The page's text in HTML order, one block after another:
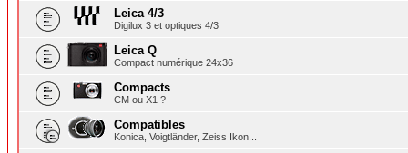
Leica 4/3
Digilux 3 et optiques 4/3
Leica Q
Compact numérique 24x36
Compacts
CM ou X1 ?
Compatibles
Konica, Voigtländer, Zeiss Ikon...